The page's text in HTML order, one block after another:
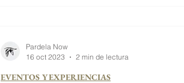
EVENTOS Y EXPERIENCIAS
Pardela Now
16 oct 2023
2 min de lectura